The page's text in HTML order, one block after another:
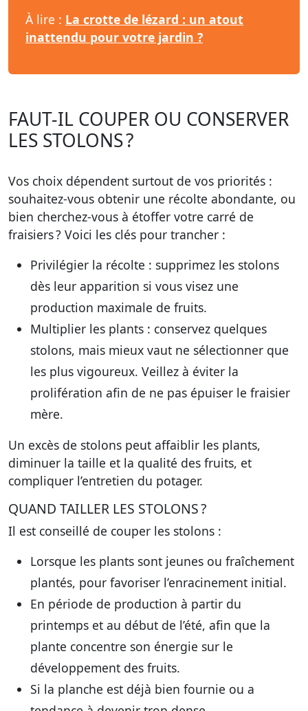
À lire : La crotte de lézard : un atout
inattendu pour votre jardin ?
FAUT-IL COUPER OU CONSERVER
LES STOLONS ?
Vos choix dépendent surtout de vos priorités :
souhaitez-vous obtenir une récolte abondante, ou
bien cherchez-vous à étoffer votre carré de
fraisiers ? Voici les clés pour trancher :
Privilégier la récolte : supprimez les stolons
dès leur apparition si vous visez une
production maximale de fruits.
Multiplier les plants : conservez quelques
stolons, mais mieux vaut ne sélectionner que
les plus vigoureux. Veillez à éviter la
prolifération afin de ne pas épuiser le fraisier
mère.
Un excès de stolons peut affaiblir les plants,
diminuer la taille et la qualité des fruits, et
compliquer l’entretien du potager.
QUAND TAILLER LES STOLONS ?
Il est conseillé de couper les stolons :
Lorsque les plants sont jeunes ou fraîchement
plantés, pour favoriser l’enracinement initial.
En période de production à partir du
printemps et au début de l’été, afin que la
plante concentre son énergie sur le
développement des fruits.
Si la planche est déjà bien fournie ou a